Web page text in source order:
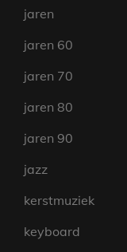
jaren
jaren 60
jaren 70
jaren 80
jaren 90
jazz
kerstmuziek
keyboard